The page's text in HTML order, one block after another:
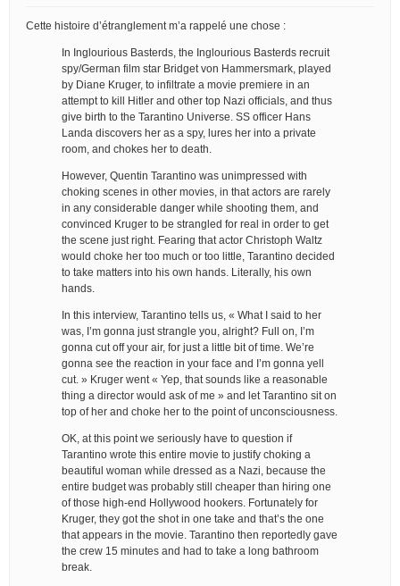
Cette histoire d’étranglement m’a rappelé une chose :
In Inglourious Basterds, the Inglourious Basterds recruit
spy/German film star Bridget von Hammersmark, played
by Diane Kruger, to infiltrate a movie premiere in an
attempt to kill Hitler and other top Nazi officials, and thus
give birth to the Tarantino Universe. SS officer Hans
Landa discovers her as a spy, lures her into a private
room, and chokes her to death.
However, Quentin Tarantino was unimpressed with
choking scenes in other movies, in that actors are rarely
in any considerable danger while shooting them, and
convinced Kruger to be strangled for real in order to get
the scene just right. Fearing that actor Christoph Waltz
would choke her too much or too little, Tarantino decided
to take matters into his own hands. Literally, his own
hands.
In this interview, Tarantino tells us, « What I said to her
was, I’m gonna just strangle you, alright? Full on, I’m
gonna cut off your air, for just a little bit of time. We’re
gonna see the reaction in your face and I’m gonna yell
cut. » Kruger went « Yep, that sounds like a reasonable
thing a director would ask of me » and let Tarantino sit on
top of her and choke her to the point of unconsciousness.
OK, at this point we seriously have to question if
Tarantino wrote this entire movie to justify choking a
beautiful woman while dressed as a Nazi, because the
entire budget was probably still cheaper than hiring one
of those high-end Hollywood hookers. Fortunately for
Kruger, they got the shot in one take and that’s the one
that appears in the movie. Tarantino then reportedly gave
the crew 15 minutes and had to take a long bathroom
break.